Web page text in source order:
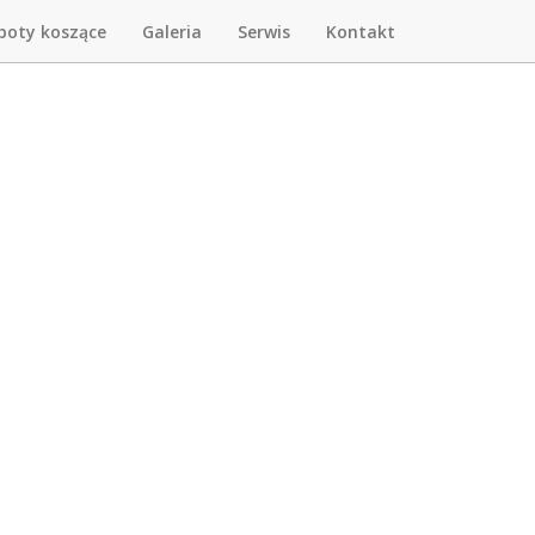
koszące Galeria Serwis Kontakt